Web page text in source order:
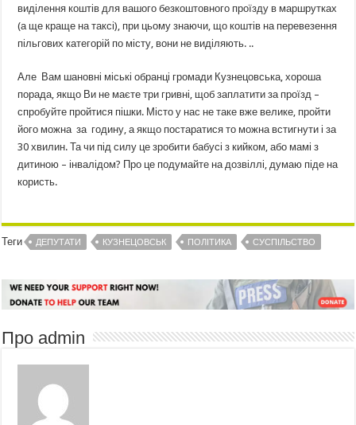
виділення коштів для вашого безкоштовного проїзду в маршрутках
(а ще краще на таксі), при цьому знаючи, що коштів на перевезення
пільгових категорій по місту, вони не виділяють. ..
Але Вам шановні міські обранці громади Кузнецовська, хороша
порада, якщо Ви не маєте три гривні, щоб заплатити за проїзд –
спробуйте пройтися пішки. Місто у нас не таке вже велике, пройти
його можна за годину, а якщо постаратися то можна встигнути і за
30 хвилин. Та чи під силу це зробити бабусі з кийком, або мамі з
дитиною – інвалідом? Про це подумайте на дозвіллі, думаю піде на
користь.
Теги ДЕПУТАТИ КУЗНЕЦОВСЬК ПОЛІТИКА СУСПІЛЬСТВО
Про admin